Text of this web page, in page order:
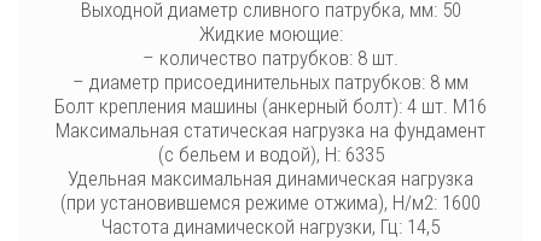
Выходной диаметр сливного патрубка, мм: 50
Жидкие моющие:
– количество патрубков: 8 шт.
– диаметр присоединительных патрубков: 8 мм
Болт крепления машины (анкерный болт): 4 шт. М16
Максимальная статическая нагрузка на фундамент
(с бельем и водой), Н: 6335
Удельная максимальная динамическая нагрузка
(при установившемся режиме отжима), Н/м2: 1600
Частота динамической нагрузки, Гц: 14,5